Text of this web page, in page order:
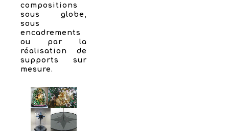
compositions
sous globe,
sous
encadrements
ou par la
réalisation de
supports sur
mesure.